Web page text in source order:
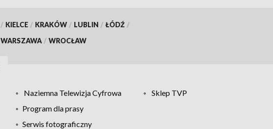
/ KIELCE / KRAKÓW / LUBLIN / ŁÓDŹ /
WARSZAWA / WROCŁAW
Naziemna Telewizja Cyfrowa
Sklep TVP
Program dla prasy
Serwis fotograficzny